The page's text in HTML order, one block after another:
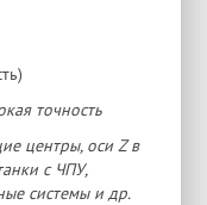
точность
центры, оси Z в
с ЧПУ,
системы и др.